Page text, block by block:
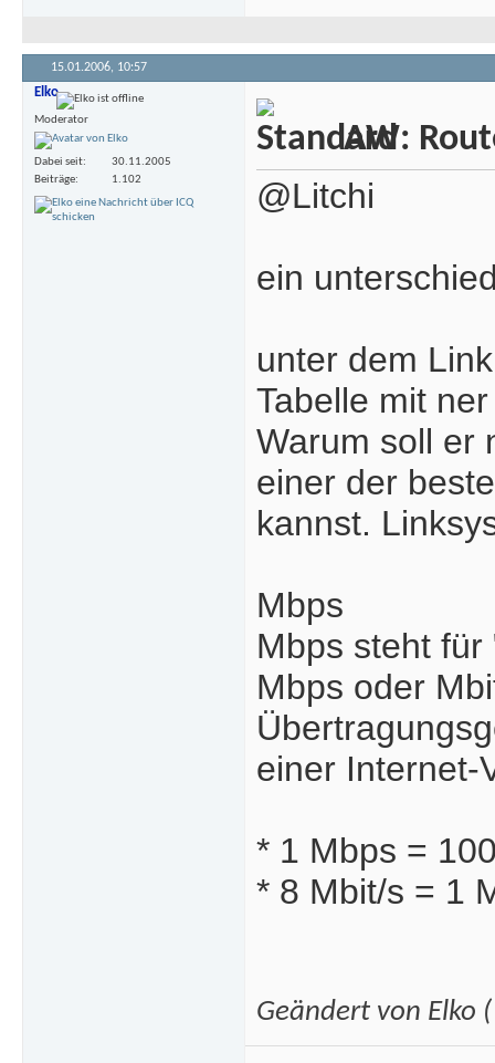
15.01.2006, 10:57
Elko
Moderator
Dabei seit
30.11.2005
Beiträge
1.102
AW:
@Litchi
ein
unter dem
Tabelle mit
Warum soll er
einer der
kannst.
Mbps
Mbps steht
Mbps oder
einer Internet-
* 1 Mbps =
* 8 Mbit/s = 1
Geändert von Elko